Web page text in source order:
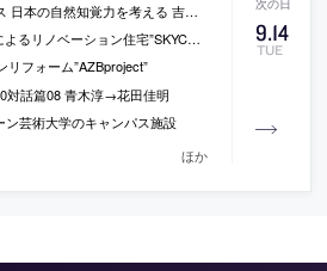
9.14
TUE
覚力を考える 吉岡徳仁 篠田太郎 栗林隆』
リノベーション住宅”SKYCOURT”
フォーム”AZBproject”
対話篇08 青木淳→花田佳明
芸術大学のキャンパス施設
ほか